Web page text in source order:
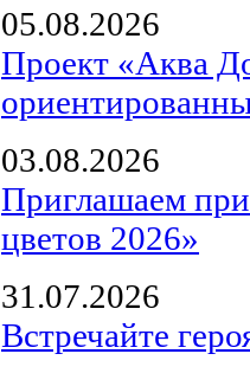
05.08.2026
Проект «Аква
03.08.2026
Приглашаем
цветов 2026»
31.07.2026
Встречайте